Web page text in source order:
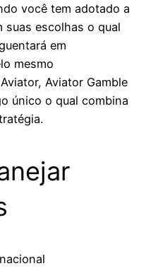
você tem adotado a
suas escolhas o qual
em
mesmo
Aviator Gamble
único o qual combina